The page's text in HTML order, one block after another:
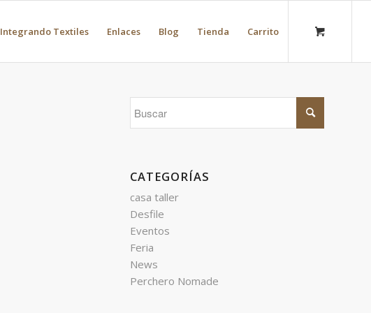
Integrando Textiles Enlaces Blog Tienda Carrito
CATEGORÍAS
casa taller
Desfile
Eventos
Feria
News
Perchero Nomade